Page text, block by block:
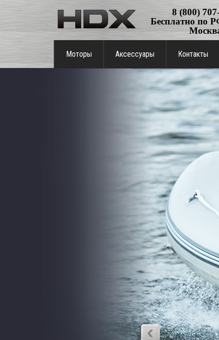
8 (800)
Бесплатно по
Моторы Аксессуары Контакты
‹